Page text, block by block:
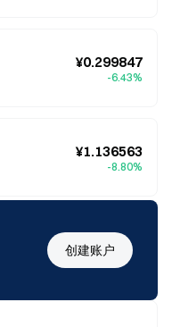
¥0.299847
-6.43%
¥1.136563
-8.80%
创建账户